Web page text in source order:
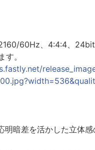
60Hz、4:4:4、24bit
。
明暗差を活かした立体